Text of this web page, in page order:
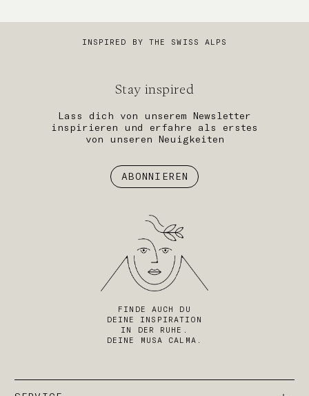
INSPIRED BY THE SWISS ALPS
Stay inspired
Lass dich von unserem Newsletter
inspirieren und erfahre als erstes
von unseren Neuigkeiten
ABONNIEREN
FINDE AUCH DU
DEINE INSPIRATION
IN DER RUHE.
DEINE MUSA CALMA.